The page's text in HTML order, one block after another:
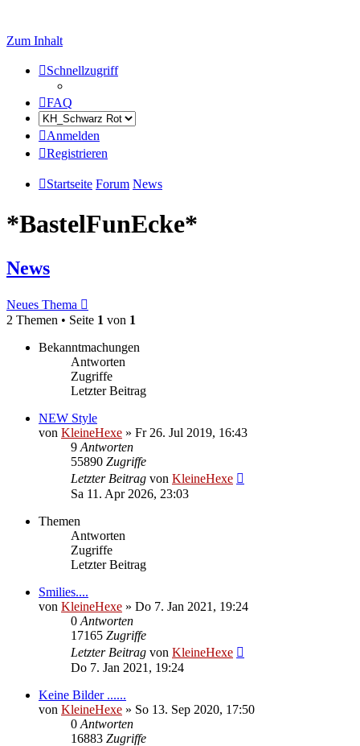
Zum Inhalt
Schnellzugriff
FAQ
Anmelden
Registrieren
Startseite Forum News
*BastelFunEcke*
News
Neues Thema
2 Themen • Seite 1 von 1
Bekanntmachungen
Antworten
Zugriffe
Letzter Beitrag
NEW Style
von KleineHexe » Fr 26. Jul 2019, 16:43
9 Antworten
55890 Zugriffe
Letzter Beitrag von KleineHexe
Sa 11. Apr 2026, 23:03
Themen
Antworten
Zugriffe
Letzter Beitrag
Smilies....
von KleineHexe » Do 7. Jan 2021, 19:24
0 Antworten
17165 Zugriffe
Letzter Beitrag von KleineHexe
Do 7. Jan 2021, 19:24
Keine Bilder ......
von KleineHexe » So 13. Sep 2020, 17:50
0 Antworten
16883 Zugriffe